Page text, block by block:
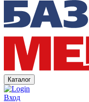
Каталог
Вход